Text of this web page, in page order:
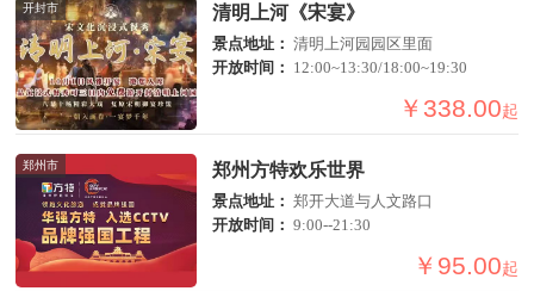
开封市 清明上河《宋宴》
景点地址： 清明上河园园区里面
开放时间： 12:00~13:30/18:00~19:30
￥338.00起
郑州市 郑州方特欢乐世界
景点地址： 郑开大道与人文路口
开放时间： 9:00--21:30
￥95.00起